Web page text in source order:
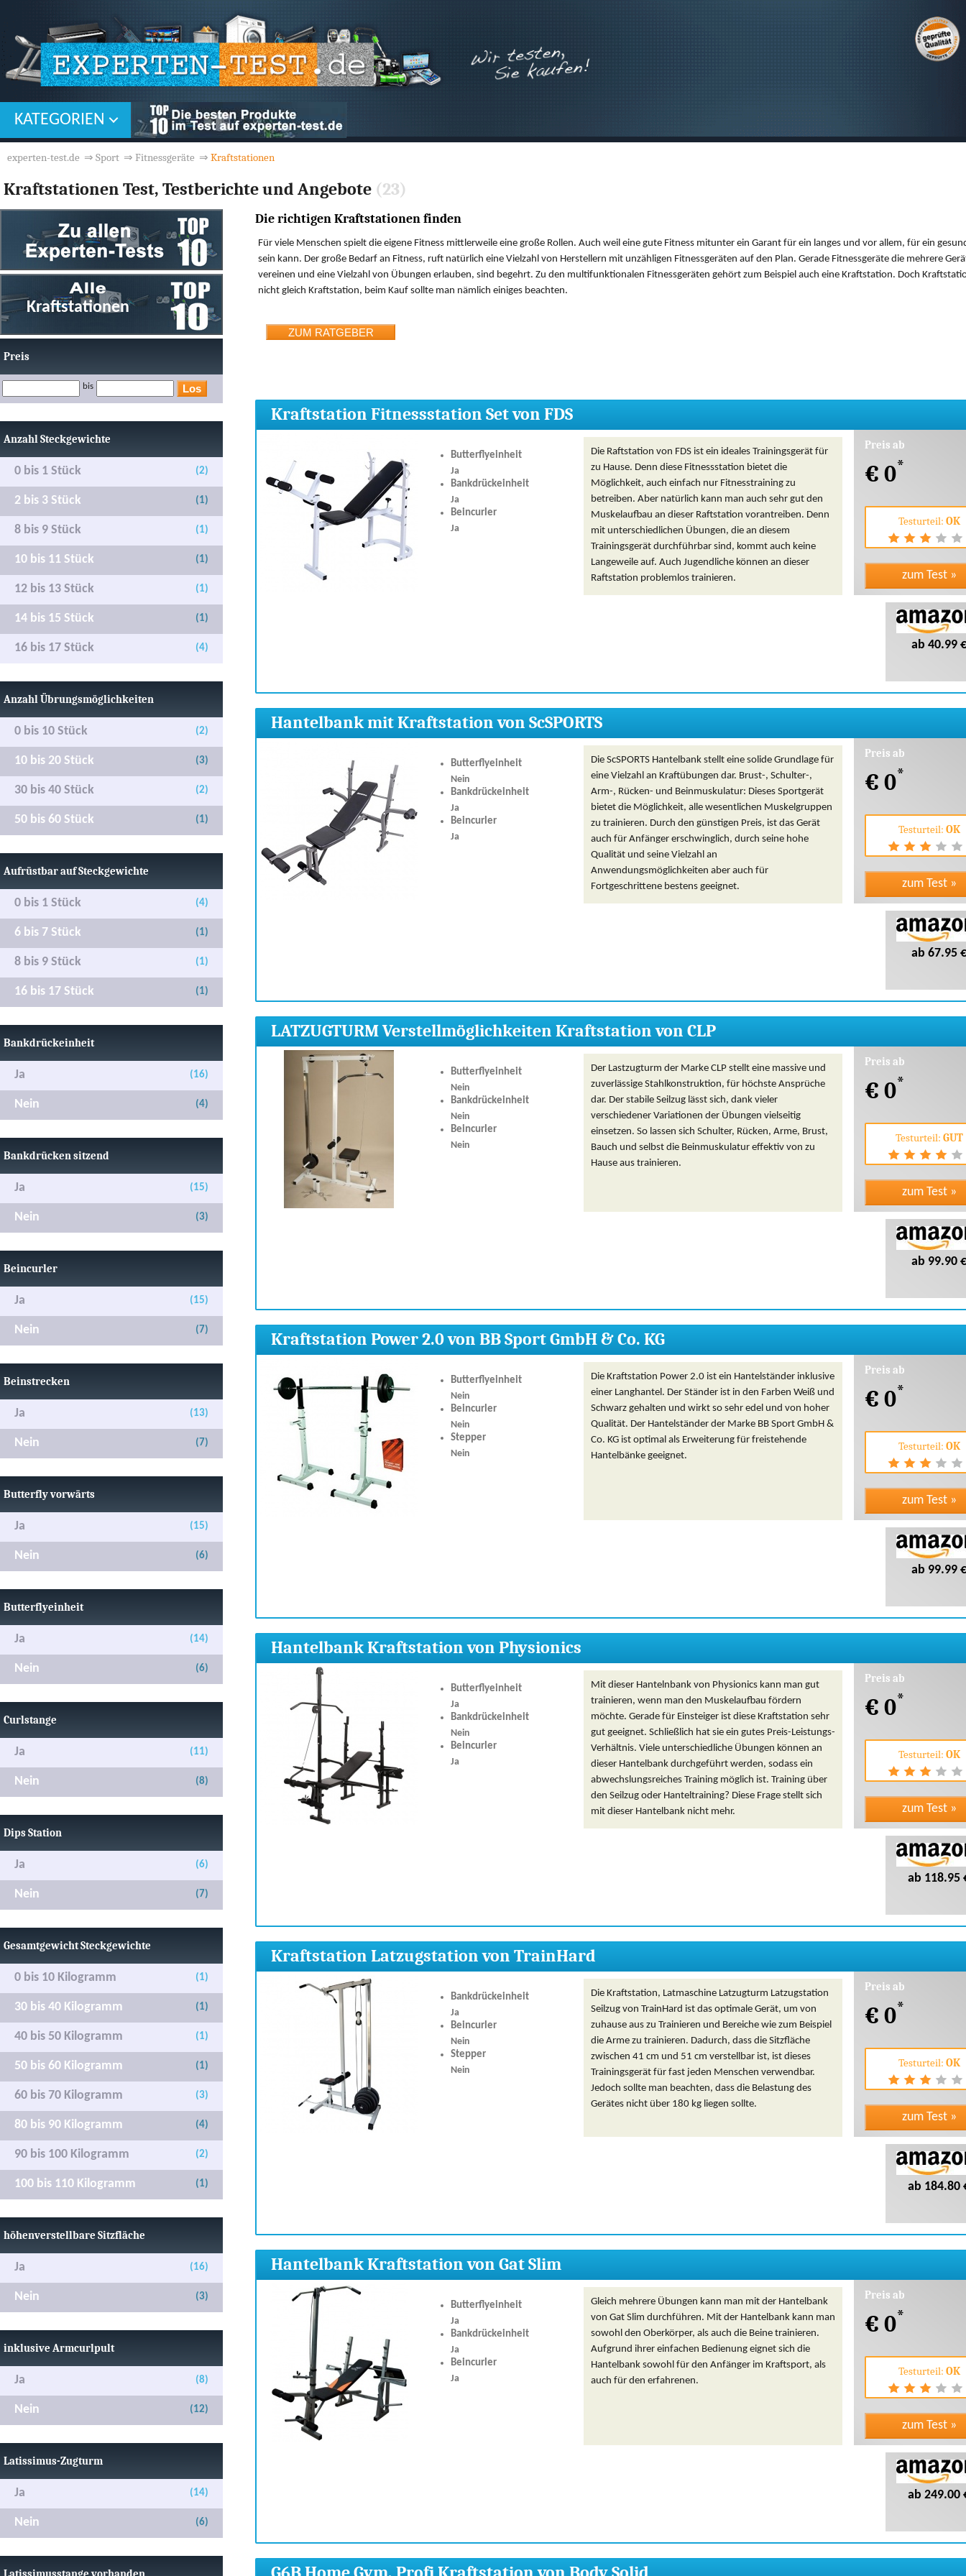
KATEGORIEN
experten-test.de ⇒ Sport ⇒ Fitnessgeräte ⇒ Kraftstationen
Kraftstationen Test, Testberichte und Angebote (23)
Preis
bis
Anzahl Steckgewichte
0 bis 1 Stück (2)
2 bis 3 Stück (1)
8 bis 9 Stück (1)
10 bis 11 Stück (1)
12 bis 13 Stück (1)
14 bis 15 Stück (1)
16 bis 17 Stück (4)
Anzahl Übrungsmöglichkeiten
0 bis 10 Stück (2)
10 bis 20 Stück (3)
30 bis 40 Stück (2)
50 bis 60 Stück (1)
Aufrüstbar auf Steckgewichte
0 bis 1 Stück (4)
6 bis 7 Stück (1)
8 bis 9 Stück (1)
16 bis 17 Stück (1)
Bankdrückeinheit
Ja (16)
Nein (4)
Bankdrücken sitzend
Ja (15)
Nein (3)
Beincurler
Ja (15)
Nein (7)
Beinstrecken
Ja (13)
Nein (7)
Butterfly vorwärts
Ja (15)
Nein (6)
Butterflyeinheit
Ja (14)
Nein (6)
Curlstange
Ja (11)
Nein (8)
Dips Station
Ja (6)
Nein (7)
Gesamtgewicht Steckgewichte
0 bis 10 Kilogramm (1)
30 bis 40 Kilogramm (1)
40 bis 50 Kilogramm (1)
50 bis 60 Kilogramm (1)
60 bis 70 Kilogramm (3)
80 bis 90 Kilogramm (4)
90 bis 100 Kilogramm (2)
100 bis 110 Kilogramm (1)
höhenverstellbare Sitzfläche
Ja (16)
Nein (3)
inklusive Armcurlpult
Ja (8)
Nein (12)
Latissimus-Zugturm
Ja (14)
Nein (6)
Die richtigen Kraftstationen finden
Für viele Menschen spielt die eigene Fitness mittlerweile eine große Rollen. Auch weil eine gute Fitness mitunter ein Garant für ein langes und vor allem, für ein
sein kann. Der große Bedarf an Fitness, ruft natürlich eine Vielzahl von Herstellern mit unzähligen Fitnessgeräten auf den Plan. Gerade Fitnessgeräte die mehrere
vereinen und eine Vielzahl von Übungen erlauben, sind begehrt. Zu den multifunktionalen Fitnessgeräten gehört zum Beispiel auch eine Kraftstation. Doch
nicht gleich Kraftstation, beim Kauf sollte man nämlich einiges beachten.
Kraftstation Fitnessstation Set von FDS
Butterflyeinheit
Ja
Bankdrückeinheit
Ja
Beincurler
Ja
Die Raftstation von FDS ist ein ideales Trainingsgerät für
zu Hause. Denn diese Fitnessstation bietet die
Möglichkeit, auch einfach nur Fitnesstraining zu
betreiben. Aber natürlich kann man auch sehr gut den
Muskelaufbau an dieser Raftstation vorantreiben. Denn
mit unterschiedlichen Übungen, die an diesem
Trainingsgerät durchführbar sind, kommt auch keine
Langeweile auf. Auch Jugendliche können an dieser
Raftstation problemlos trainieren.
Preis ab
€ 0*
Testurteil: OK
ab 40.99 €
Hantelbank mit Kraftstation von ScSPORTS
Butterflyeinheit
Nein
Bankdrückeinheit
Ja
Beincurler
Ja
Die ScSPORTS Hantelbank stellt eine solide Grundlage für
eine Vielzahl an Kraftübungen dar. Brust-, Schulter-,
Arm-, Rücken- und Beinmuskulatur: Dieses Sportgerät
bietet die Möglichkeit, alle wesentlichen Muskelgruppen
zu trainieren. Durch den günstigen Preis, ist das Gerät
auch für Anfänger erschwinglich, durch seine hohe
Qualität und seine Vielzahl an
Anwendungsmöglichkeiten aber auch für
Fortgeschrittene bestens geeignet.
Preis ab
€ 0*
Testurteil: OK
ab 67.95 €
LATZUGTURM Verstellmöglichkeiten Kraftstation von CLP
Butterflyeinheit
Nein
Bankdrückeinheit
Nein
Beincurler
Nein
Der Lastzugturm der Marke CLP stellt eine massive und
zuverlässige Stahlkonstruktion, für höchste Ansprüche
dar. Der stabile Seilzug lässt sich, dank vieler
verschiedener Variationen der Übungen vielseitig
einsetzen. So lassen sich Schulter, Rücken, Arme, Brust,
Bauch und selbst die Beinmuskulatur effektiv von zu
Hause aus trainieren.
Preis ab
€ 0*
Testurteil: GUT
ab 99.90 €
Kraftstation Power 2.0 von BB Sport GmbH & Co. KG
Butterflyeinheit
Nein
Beincurler
Nein
Stepper
Nein
Die Kraftstation Power 2.0 ist ein Hantelständer inklusive
einer Langhantel. Der Ständer ist in den Farben Weiß und
Schwarz gehalten und wirkt so sehr edel und von hoher
Qualität. Der Hantelständer der Marke BB Sport GmbH &
Co. KG ist optimal als Erweiterung für freistehende
Hantelbänke geeignet.
Preis ab
€ 0*
Testurteil: OK
ab 99.99 €
Hantelbank Kraftstation von Physionics
Butterflyeinheit
Ja
Bankdrückeinheit
Nein
Beincurler
Ja
Mit dieser Hantelnbank von Physionics kann man gut
trainieren, wenn man den Muskelaufbau fördern
möchte. Gerade für Einsteiger ist diese Kraftstation sehr
gut geeignet. Schließlich hat sie ein gutes Preis-Leistungs-
Verhältnis. Viele unterschiedliche Übungen können an
dieser Hantelbank durchgeführt werden, sodass ein
abwechslungsreiches Training möglich ist. Training über
den Seilzug oder Hanteltraining? Diese Frage stellt sich
mit dieser Hantelbank nicht mehr.
Preis ab
€ 0*
Testurteil: OK
ab 118.95
Kraftstation Latzugstation von TrainHard
Bankdrückeinheit
Ja
Beincurler
Nein
Stepper
Nein
Die Kraftstation, Latmaschine Latzugturm Latzugstation
Seilzug von TrainHard ist das optimale Gerät, um von
zuhause aus zu Trainieren und Bereiche wie zum Beispiel
die Arme zu trainieren. Dadurch, dass die Sitzfläche
zwischen 41 cm und 51 cm verstellbar ist, ist dieses
Trainingsgerät für fast jeden Menschen verwendbar.
Jedoch sollte man beachten, dass die Belastung des
Gerätes nicht über 180 kg liegen sollte.
Preis ab
€ 0*
Testurteil: OK
ab 184.80
Hantelbank Kraftstation von Gat Slim
Butterflyeinheit
Ja
Bankdrückeinheit
Ja
Beincurler
Ja
Gleich mehrere Übungen kann man mit der Hantelbank
von Gat Slim durchführen. Mit der Hantelbank kann man
sowohl den Oberkörper, als auch die Beine trainieren.
Aufgrund ihrer einfachen Bedienung eignet sich die
Hantelbank sowohl für den Anfänger im Kraftsport, als
auch für den erfahrenen.
Preis ab
€ 0*
Testurteil: OK
ab 249.00